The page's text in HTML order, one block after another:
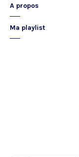
A propos
Ma playlist